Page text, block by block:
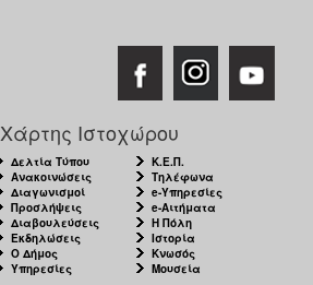
Χάρτης Ιστοχώρου
Δελτία Τύπου
Ανακοινώσεις
Διαγωνισμοί
Προσλήψεις
Διαβουλεύσεις
Εκδηλώσεις
Ο Δήμος
Υπηρεσίες
Κ.Ε.Π.
Τηλέφωνα
e-Υπηρεσίες
e-Αιτήματα
Η Πόλη
Ιστορία
Κνωσός
Μουσεία